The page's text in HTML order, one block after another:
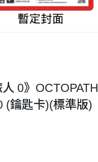
0》OCTOPATH
(鑰匙卡)(標準版)